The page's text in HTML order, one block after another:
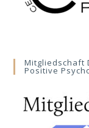
Mitgliedschaft
Positive